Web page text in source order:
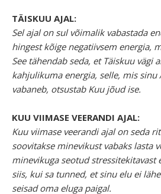
TÄISKUU AJAL:
Sel ajal on sul võimalik vabastada
hingest kõige negatiivsem energia,
See tähendab seda, et Täiskuu vägi
kahjulikuma energia, selle, mis sinu
vabaneb, otsustab Kuu jõud ise.
KUU VIIMASE VEERANDI AJAL:
Kuu viimase veerandi ajal on seda
soovitakse minevikust vabaks lasta
minevikuga seotud stressitekitavast
siis, kui sa tunned, et sinu elu ei
seisad oma eluga paigal.